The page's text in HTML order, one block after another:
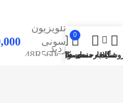
صفحات پربازدید
تلویزیون
سونی
48R560c ,
سایدبار
علاقه مندی ها
0
محصول
حساب کاربری من